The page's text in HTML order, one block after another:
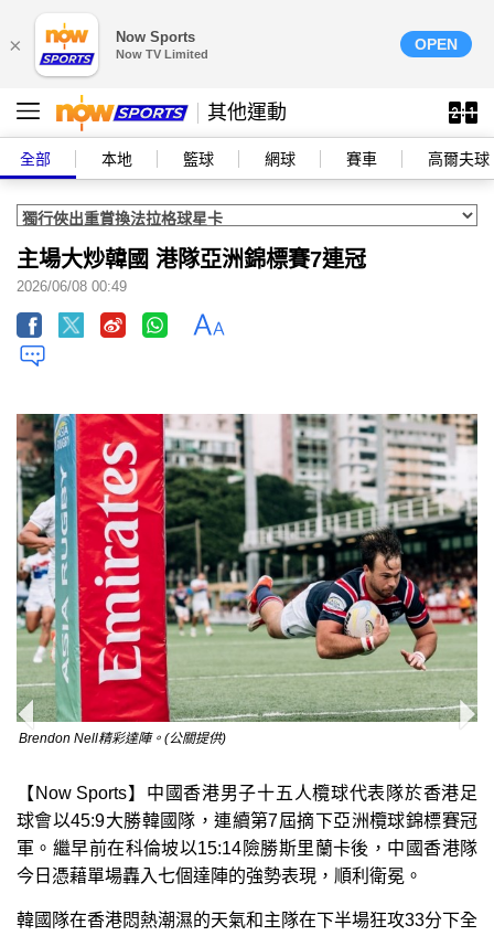
× Now Sports
Now TV Limited
OPEN
其他運動
全部 本地 籃球 網球 賽車 高爾夫球
主場大炒韓國 港隊亞洲錦標賽7連冠
2026/06/08 00:49
Brendon Nell精彩達陣。(公關提供)
【Now Sports】中國香港男子十五人欖球代表隊於香港足
球會以45:9大勝韓國隊，連續第7屆摘下亞洲欖球錦標賽冠
軍。繼早前在科倫坡以15:14險勝斯里蘭卡後，中國香港隊
今日憑藉單場轟入七個達陣的強勢表現，順利衛冕。
韓國隊在香港悶熱潮濕的天氣和主隊在下半場狂攻33分下全